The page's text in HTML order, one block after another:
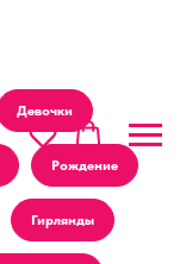
Девочки
Рождение
Гирлянды